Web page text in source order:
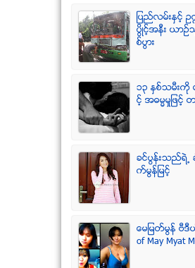
ျပည္လမ္းႏွင့္
ပြိဳင့္အနီး ယာဥ္
စ္ပြား
၁၃ ႏွစ္သမီးကို
င့္ အဓမၼမႈျဖင့္
ခင္ပြန္းသည္
က္မြန္ျမင့္
ေမျမတ္မြန္ ဗီဒီ
of May Myat